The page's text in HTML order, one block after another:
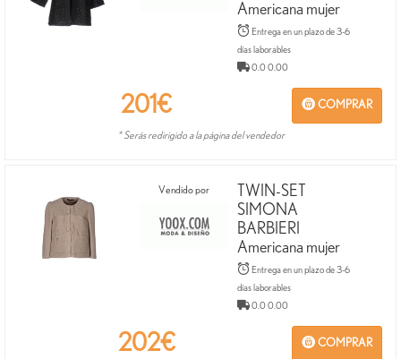
Americana mujer
Entrega en un plazo de 3-6
días laborables
0.0 0.00
COMPRAR
201€
* Serás redirigido a la página del vendedor
Vendido por
TWIN-SET
SIMONA
BARBIERI
Americana mujer
Entrega en un plazo de 3-6
días laborables
0.0 0.00
COMPRAR
202€